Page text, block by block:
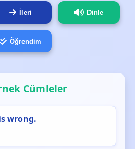
İleri Dinle
Öğrendim
Cümleler
wrong.